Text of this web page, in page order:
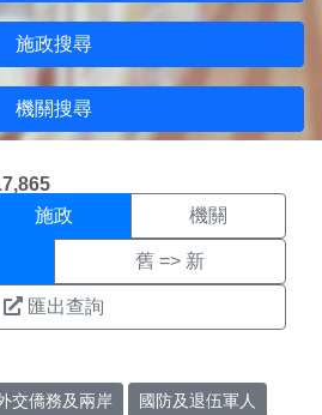
施政搜尋
機關搜尋
果頁面
施政 機關
舊 => 新
匯出查詢
交僑務及兩岸 國防及退伍軍人